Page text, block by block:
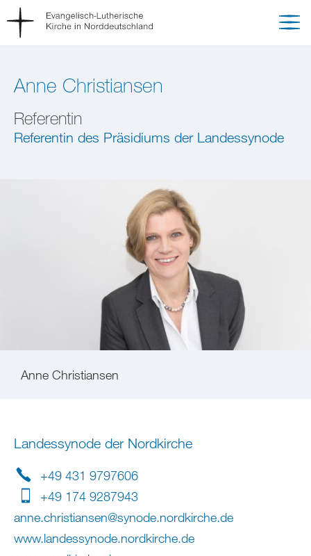
Anne Christiansen
Referentin
Referentin des Präsidiums der Landessynode
Anne Christiansen
Landessynode der Nordkirche
+49 431 9797606
+49 174 9287943
anne.christiansen@synode.nordkirche.de
www.landessynode.nordkirche.de